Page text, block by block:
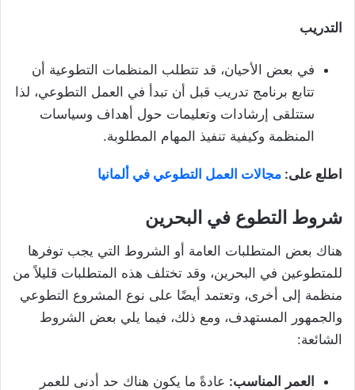
التدريب
في بعض الأحيان، قد تتطلب المنظمات التطوعية أن
تتابع برنامج تدريب قبل أن تبدأ في العمل التطوعي، لذا
ستتلقى إرشادات وتعليمات حول أهداف وسياسات
المنظمة وكيفية تنفيذ المهام المطلوبة.
اطلع على: مجالات العمل التطوعي في ألمانيا
شروط التطوع في البحرين
هناك بعض المتطلبات العامة أو الشروط التي يجب توفرها
للمتطوعين في البحرين، وقد تختلف هذه المتطلبات قليلاً من
منظمة إلى أخرى، وتعتمد أيضًا على نوع المشروع التطوعي
والجمهور المستهدف، ومع ذلك، فيما يلي بعض الشروط
الشائعة:
العمر المناسب: عادةً ما يكون هناك حد أدنى للعمر